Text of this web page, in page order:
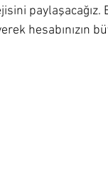
paylaşacağız.
hesabınızın